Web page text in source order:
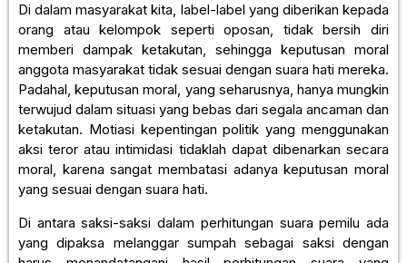
Di dalam masyarakat kita, label-label yang diberikan kepada
orang atau kelompok seperti oposan, tidak bersih diri
memberi dampak ketakutan, sehingga keputusan moral
anggota masyarakat tidak sesuai dengan suara hati mereka.
Padahal, keputusan moral, yang seharusnya, hanya mungkin
terwujud dalam situasi yang bebas dari segala ancaman dan
ketakutan. Motiasi kepentingan politik yang menggunakan
aksi teror atau intimidasi tidaklah dapat dibenarkan secara
moral, karena sangat membatasi adanya keputusan moral
yang sesuai dengan suara hati.
Di antara saksi-saksi dalam perhitungan suara pemilu ada
yang dipaksa melanggar sumpah sebagai saksi dengan